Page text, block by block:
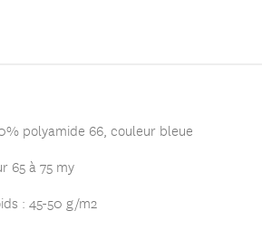
polyamide 66, couleur bleue
65 à 75 my
: 45-50 g/m2